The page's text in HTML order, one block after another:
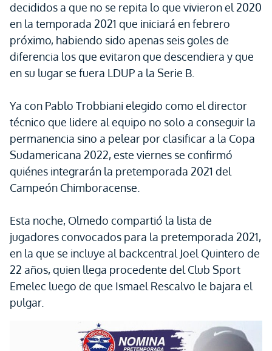
decididos a que no se repita lo que vivieron el 2020
en la temporada 2021 que iniciará en febrero
próximo, habiendo sido apenas seis goles de
diferencia los que evitaron que descendiera y que
en su lugar se fuera LDUP a la Serie B.
Ya con Pablo Trobbiani elegido como el director
técnico que lidere al equipo no solo a conseguir la
permanencia sino a pelear por clasificar a la Copa
Sudamericana 2022, este viernes se confirmó
quiénes integrarán la pretemporada 2021 del
Campeón Chimboracense.
Esta noche, Olmedo compartió la lista de
jugadores convocados para la pretemporada 2021,
en la que se incluye al backcentral Joel Quintero de
22 años, quien llega procedente del Club Sport
Emelec luego de que Ismael Rescalvo le bajara el
pulgar.